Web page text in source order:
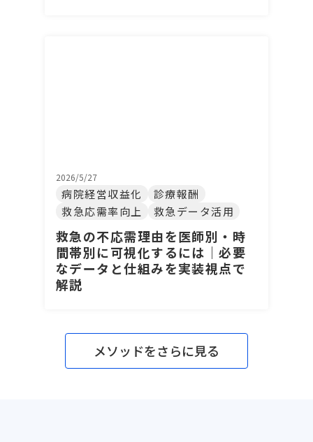
2026/5/27
病院経営収益化
診療報酬
救急応需率向上
救急データ活用
救急の不応需理由を医師別・時
間帯別に可視化するには｜必要
なデータと仕組みを実装視点で
解説
メソッドをさらに見る